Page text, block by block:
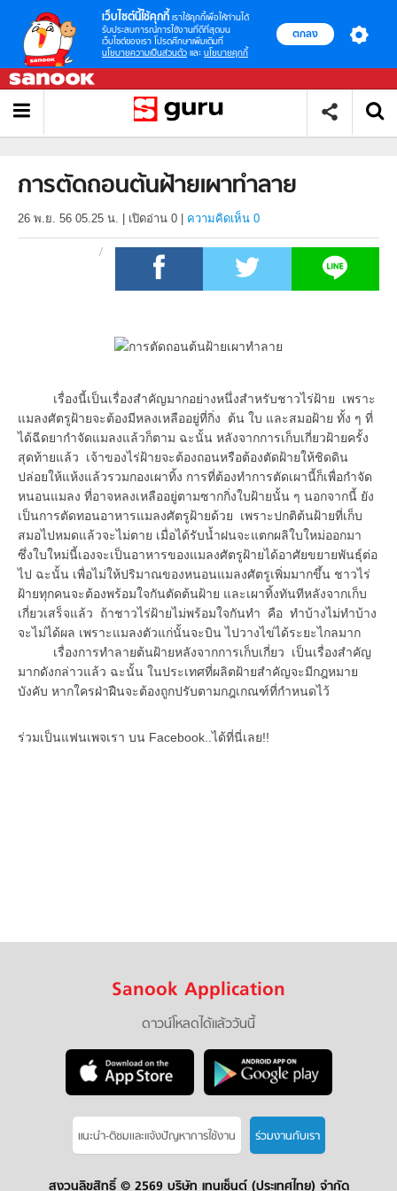
เว็บไซต์นี้ใช้คุกกี้ เราใช้คุกกี้เพื่อให้ท่านได้
รับประสบการณ์การใช้งานที่ดีที่สุดบน
เว็บไซต์ของเรา โปรดศึกษาเพิ่มเติมที่
นโยบายความเป็นส่วนตัว และ นโยบายคุกกี้
ตกลง
การตัดถอนต้นฝ้ายเผาทำลาย
26 พ.ย. 56 05.25 น. เปิดอ่าน 0 ความคิดเห็น 0
เรื่องนี้เป็นเรื่องสำคัญมากอย่างหนึ่งสำหรับชาวไร่ฝ้าย เพราะ
แมลงศัตรูฝ้ายจะต้องมีหลงเหลืออยู่ที่กิ่ง ต้น ใบ และสมอฝ้าย ทั้ง ๆ ที่
ได้ฉีดยากำจัดแมลงแล้วก็ตาม ฉะนั้น หลังจากการเก็บเกี่ยวฝ้ายครั้ง
สุดท้ายแล้ว เจ้าของไร่ฝ้ายจะต้องถอนหรือต้องตัดฝ้ายให้ชิดดิน
ปล่อยให้แห้งแล้วรวมกองเผาทิ้ง การที่ต้องทำการตัดเผานี้ก็เพื่อกำจัด
หนอนแมลง ที่อาจหลงเหลืออยู่ตามซากกิ่งใบฝ้ายนั้น ๆ นอกจากนี้ ยัง
เป็นการตัดทอนอาหารแมลงศัตรูฝ้ายด้วย เพราะปกติต้นฝ้ายที่เก็บ
สมอไปหมดแล้วจะไม่ตาย เมื่อได้รับน้ำฝนจะแตกผลิใบใหม่ออกมา
ซึ่งใบใหม่นี้เองจะเป็นอาหารของแมลงศัตรูฝ้ายได้อาศัยขยายพันธุ์ต่อ
ไป ฉะนั้น เพื่อไม่ให้ปริมาณของหนอนแมลงศัตรูเพิ่มมากขึ้น ชาวไร่
ฝ้ายทุกคนจะต้องพร้อมใจกันตัดต้นฝ้าย และเผาทิ้งทันทีหลังจากเก็บ
เกี่ยวเสร็จแล้ว ถ้าชาวไร่ฝ้ายไม่พร้อมใจกันทำ คือ ทำบ้างไม่ทำบ้าง
จะไม่ได้ผล เพราะแมลงตัวแก่นั้นจะบิน ไปวางไข่ได้ระยะไกลมาก
เรื่องการทำลายต้นฝ้ายหลังจากการเก็บเกี่ยว เป็นเรื่องสำคัญ
มากดังกล่าวแล้ว ฉะนั้น ในประเทศที่ผลิตฝ้ายสำคัญจะมีกฎหมาย
บังคับ หากใครฝ่าฝืนจะต้องถูกปรับตามกฎเกณฑ์ที่กำหนดไว้
ร่วมเป็นแฟนเพจเรา บน Facebook..ได้ที่นี่เลย!!
Sanook Application
ดาวน์โหลดได้แล้ววันนี้
แนะนำ-ติชมเเละแจ้งปัญหาการใช้งาน ร่วมงานกับเรา